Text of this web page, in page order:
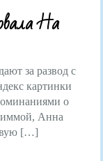
На
за развод с
картинки
о
Анна
[…]